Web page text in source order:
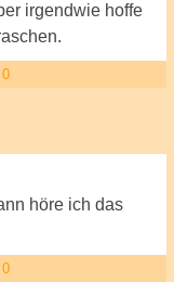
irgendwie hoffe
0
höre ich das
0